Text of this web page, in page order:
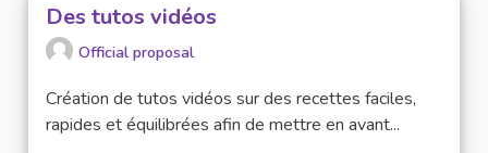
Des tutos vidéos
Official proposal
Création de tutos vidéos sur des recettes faciles,
rapides et équilibrées afin de mettre en avant...